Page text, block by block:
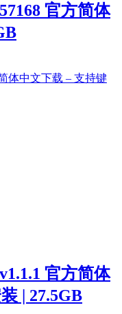
官方简体
官方简体
| 27.5GB